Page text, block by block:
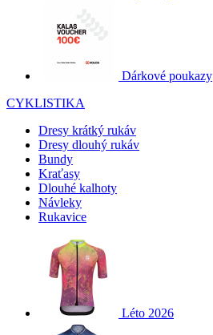
Dárkové poukazy
CYKLISTIKA
Dresy krátký rukáv
Dresy dlouhý rukáv
Bundy
Kraťasy
Dlouhé kalhoty
Návleky
Rukavice
Léto 2026